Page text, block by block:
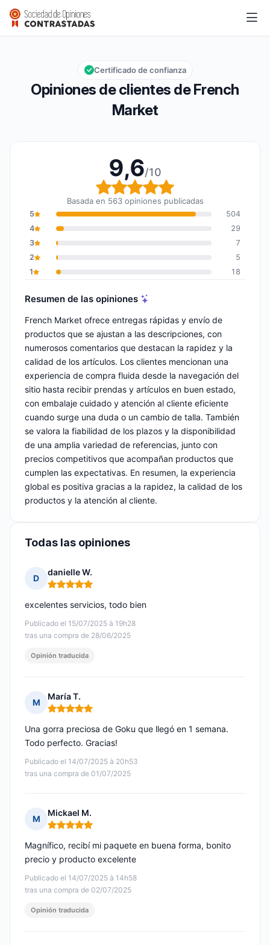
French Market
Calificación global: 9,6 de 10
9,6/10
Opiniones de clientes de French
Market
Certificado de confianza
9,6/10
Calificación global: 9,6
Basada en 563 opiniones publicadas
5
504
4
29
3
7
2
5
1
18
Resumen de las opiniones
French Market ofrece entregas rápidas y envío de
productos que se ajustan a las descripciones, con
numerosos comentarios que destacan la rapidez y la
calidad de los artículos. Los clientes mencionan una
experiencia de compra fluida desde la navegación del
sitio hasta recibir prendas y artículos en buen estado,
con embalaje cuidado y atención al cliente eficiente
cuando surge una duda o un cambio de talla. También
se valora la fiabilidad de los plazos y la disponibilidad
de una amplia variedad de referencias, junto con
precios competitivos que acompañan productos que
cumplen las expectativas. En resumen, la experiencia
global es positiva gracias a la rapidez, la calidad de los
productos y la atención al cliente.
Todas las opiniones
D
danielle W.
Nota: 5 de 5
Publicado el 15/07/2025 à 19h28
tras una compra de 28/06/2025
excelentes servicios, todo bien
Opinión traducida
M
María T.
Nota: 5 de 5
Publicado el 14/07/2025 à 20h53
tras una compra de 01/07/2025
Una gorra preciosa de Goku que llegó en 1 semana.
Todo perfecto. Gracias!
M
Mickael M.
Nota: 5 de 5
Publicado el 14/07/2025 à 14h58
tras una compra de 02/07/2025
Magnífico, recibí mi paquete en buena forma, bonito
precio y producto excelente
Opinión traducida